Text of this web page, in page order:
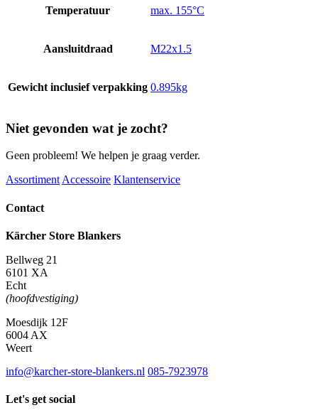
Temperatuur max. 155°C
Aansluitdraad M22x1.5
Gewicht inclusief verpakking 0.895kg
Niet gevonden wat je zocht?
Geen probleem! We helpen je graag verder.
Assortiment Accessoire Klantenservice
Contact
Kärcher Store Blankers
Bellweg 21
6101 XA
Echt
(hoofdvestiging)
Moesdijk 12F
6004 AX
Weert
info@karcher-store-blankers.nl 085-7923978
Let's get social